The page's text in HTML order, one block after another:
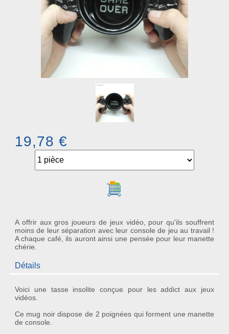
19,78 €
Ajouter au panier
A offrir aux gros joueurs de jeux vidéo, pour qu'ils souffrent
moins de leur séparation avec leur console de jeu au travail !
A chaque café, ils auront ainsi une pensée pour leur manette
chérie.
Détails
Voici une tasse insolite conçue pour lesaddict aux jeux
vidéos.
Ce mug noirdispose de 2 poignées qui forment une manette
de console